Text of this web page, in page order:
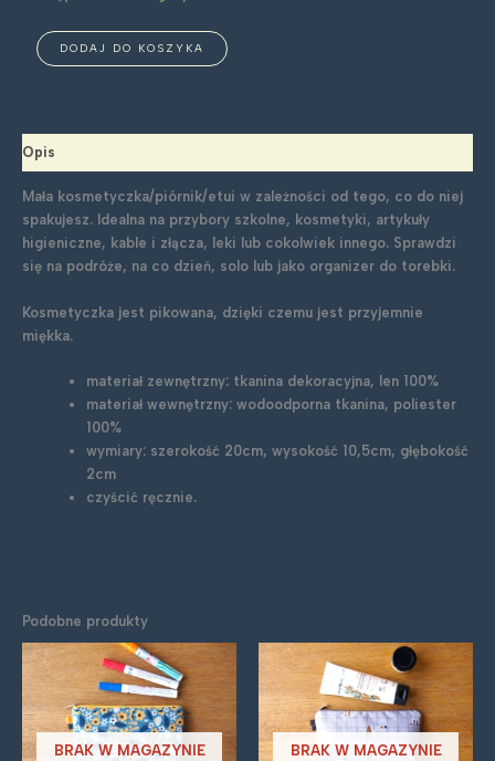
ilość
Kosmetyczka
DODAJ DO KOSZYKA
Opis
Mała kosmetyczka/piórnik/etui w zależności od tego, co do niej
spakujesz. Idealna na przybory szkolne, kosmetyki, artykuły
higieniczne, kable i złącza, leki lub cokolwiek innego. Sprawdzi
się na podróże, na co dzień, solo lub jako organizer do torebki.
Kosmetyczka jest pikowana, dzięki czemu jest przyjemnie
miękka.
materiał zewnętrzny: tkanina dekoracyjna, len 100%
materiał wewnętrzny: wodoodporna tkanina, poliester
100%
wymiary: szerokość 20cm, wysokość 10,5cm, głębokość
2cm
czyścić ręcznie.
Podobne produkty
BRAK W MAGAZYNIE BRAK W MAGAZYNIE